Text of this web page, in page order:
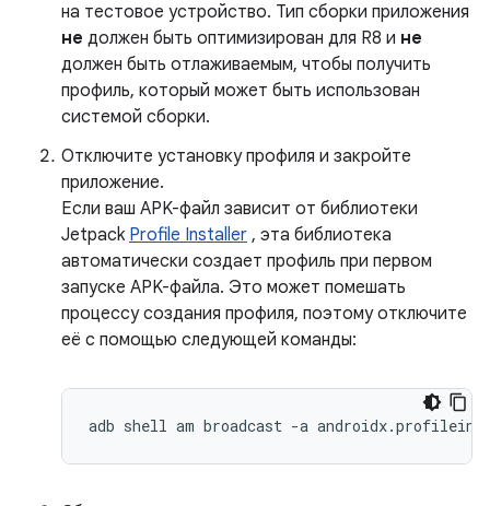
на тестовое устройство. Тип сборки приложения
не должен быть оптимизирован для R8 и не
должен быть отлаживаемым, чтобы получить
профиль, который может быть использован
системой сборки.
Отключите установку профиля и закройте
приложение.
Если ваш APK-файл зависит от библиотеки
Jetpack Profile Installer , эта библиотека
автоматически создает профиль при первом
запуске APK-файла. Это может помешать
процессу создания профиля, поэтому отключите
её с помощью следующей команды:
adb shell am broadcast -a